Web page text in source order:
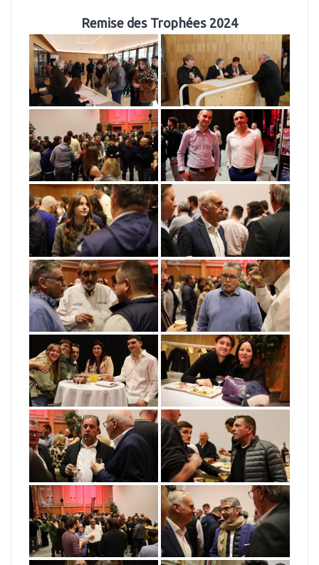
Remise des Trophées 2024